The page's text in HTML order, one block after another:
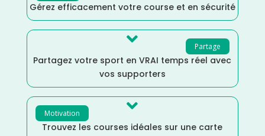
Gérez efficacement votre course et en sécurité
Partage

Partagez votre sport en VRAI temps réel avec
vos supporters
Motivation 
Trouvez les courses idéales sur une carte